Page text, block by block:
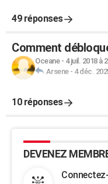
49 réponses
Comment
Oceane- 4 juil. 2018 à
Arsene- 4 déc.
10 réponses
DEVENEZ